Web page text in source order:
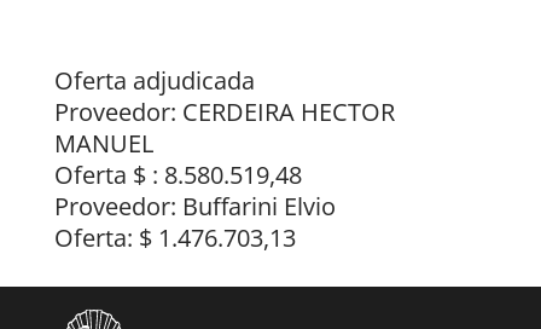
Oferta adjudicada
Proveedor: CERDEIRA HECTOR
MANUEL
Oferta $ : 8.580.519,48
Proveedor: Buffarini Elvio
Oferta: $ 1.476.703,13